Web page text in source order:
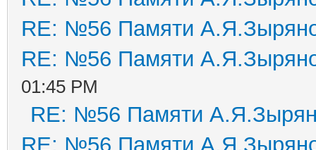
RE: №56 Памяти
RE: №56 Памяти
01:45 PM
RE: №56 Памяти
RE: №56 Памяти